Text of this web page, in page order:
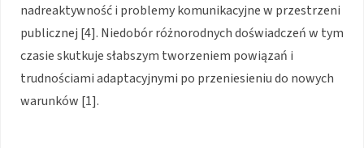
nadreaktywność i problemy komunikacyjne w przestrzeni
publicznej [4]. Niedobór różnorodnych doświadczeń w tym
czasie skutkuje słabszym tworzeniem powiązań i
trudnościami adaptacyjnymi po przeniesieniu do nowych
warunków [1].